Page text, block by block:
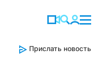
Прислать новость